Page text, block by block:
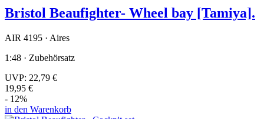
Bristol Beaufighter- Wheel bay [Tamiya].
AIR 4195 · Aires
1:48 · Zubehörsatz
UVP: 22,79 €
19,95 €
- 12%
in den Warenkorb